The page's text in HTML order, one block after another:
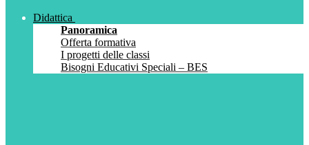
Didattica
Panoramica
Offerta formativa
I progetti delle classi
Bisogni Educativi Speciali – BES